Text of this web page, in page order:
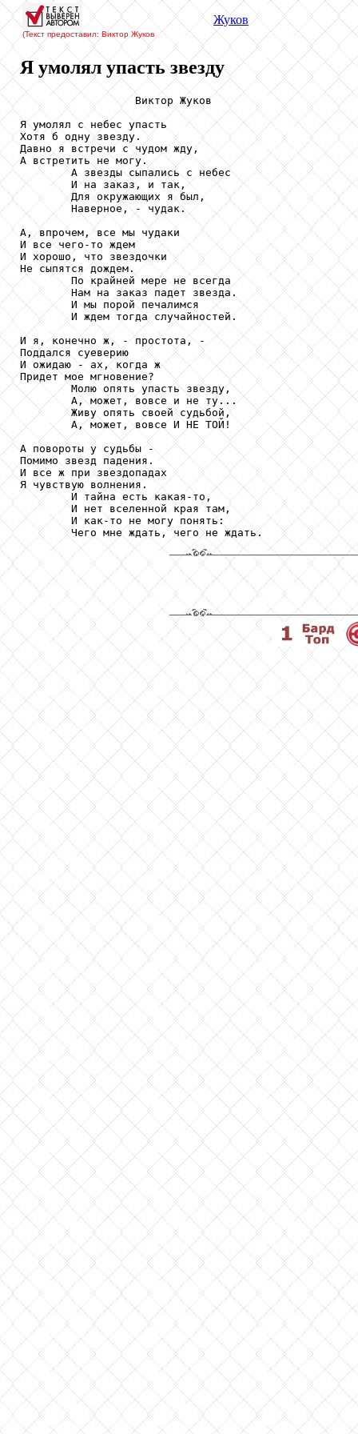
(Текст предоставил: Виктор Жуков
Жуков
Я умолял упасть звезду
                  Виктор Жуков
Я умолял с небес упасть
Хотя б одну звезду.
Давно я встречи с чудом жду,
А встретить не могу.
        А звезды сыпались с небес
        И на заказ, и так,
        Для окружающих я был,
        Наверное, - чудак.
А, впрочем, все мы чудаки
И все чего-то ждем
И хорошо, что звездочки
Не сыпятся дождем.
        По крайней мере не всегда
        Нам на заказ падет звезда.
        И мы порой печалимся
        И ждем тогда случайностей.
И я, конечно ж, - простота, -
Поддался суеверию
И ожидаю - ах, когда ж
Придет мое мгновение?
        Молю опять упасть звезду,
        А, может, вовсе и не ту...
        Живу опять своей судьбой,
        А, может, вовсе И НЕ ТОЙ!
А повороты у судьбы -
Помимо звезд падения.
И все ж при звездопадах
Я чувствую волнения.
        И тайна есть какая-то,
        И нет вселенной края там,
        И как-то не могу понять:
        Чего мне ждать, чего не ждать.